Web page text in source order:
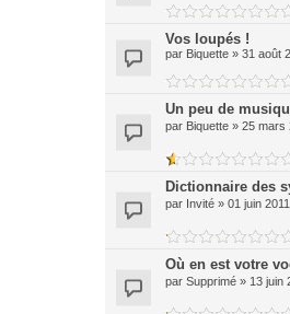
Vos loupés !
par Biquette » 31 août
Un peu de
par Biquette » 25 mars
Dictionnaire des
par Invité » 01 juin
Où en est votre
par Supprimé » 13 juin